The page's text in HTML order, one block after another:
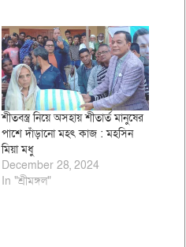
শীতবস্ত্র নিয়ে অসহায় শীতার্ত মানুষের
পাশে দাঁড়ানো মহৎ কাজ : মহসিন
মিয়া মধু
December 28, 2024
In "শ্রীমঙ্গল"